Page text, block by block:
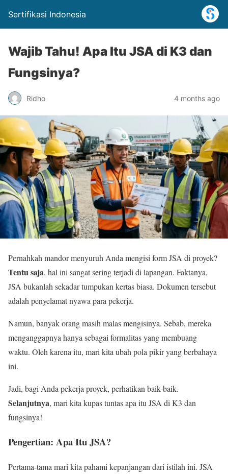
Sertifikasi Indonesia
Wajib Tahu! Apa Itu JSA di K3 dan
Fungsinya?
Ridho 4 months ago
Pernahkah mandor menyuruh Anda mengisi form JSA di proyek?
Tentu saja, hal ini sangat sering terjadi di lapangan. Faktanya,
JSA bukanlah sekadar tumpukan kertas biasa. Dokumen tersebut
adalah penyelamat nyawa para pekerja.
Namun, banyak orang masih malas mengisinya. Sebab, mereka
menganggapnya hanya sebagai formalitas yang membuang
waktu. Oleh karena itu, mari kita ubah pola pikir yang berbahaya
ini.
Jadi, bagi Anda pekerja proyek, perhatikan baik-baik.
Selanjutnya, mari kita kupas tuntas apa itu JSA di K3 dan
fungsinya!
Pengertian: Apa Itu JSA?
Pertama-tama mari kita pahami kepanjangan dari istilah ini. JSA